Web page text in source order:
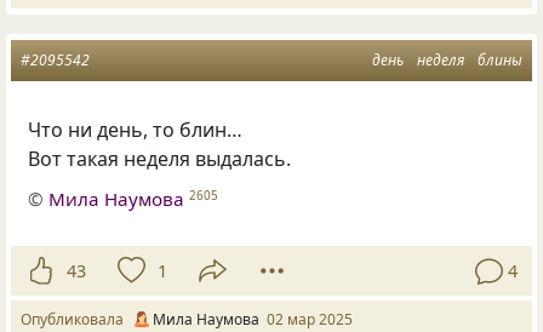
день неделя блины
#2095542
Что ни день, то блин…
Вот такая неделя выдалась.
© Мила Наумова 2605
43 1 4
Опубликовала Мила Наумова 02 мар 2025